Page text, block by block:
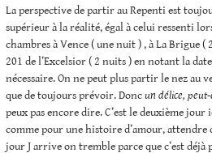
La perspective de partir au Repenti est
supérieur à la réalité, égal à celui ressenti
chambres à Vence ( une nuit ) , à La Brigue (
201 de l’Excelsior ( 2 nuits ) en notant la
nécessaire. On ne peut plus partir le nez au
que de toujours prévoir. Doncun délice,
peux pas encore dire. C’est le deuxième jour
comme pour une histoire d’amour, attendre
jour J arrive on tremble parce que c’est déjà